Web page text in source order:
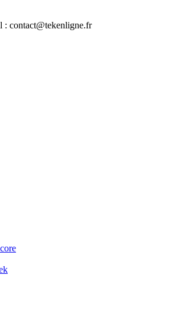
: contact@tekenligne.fr